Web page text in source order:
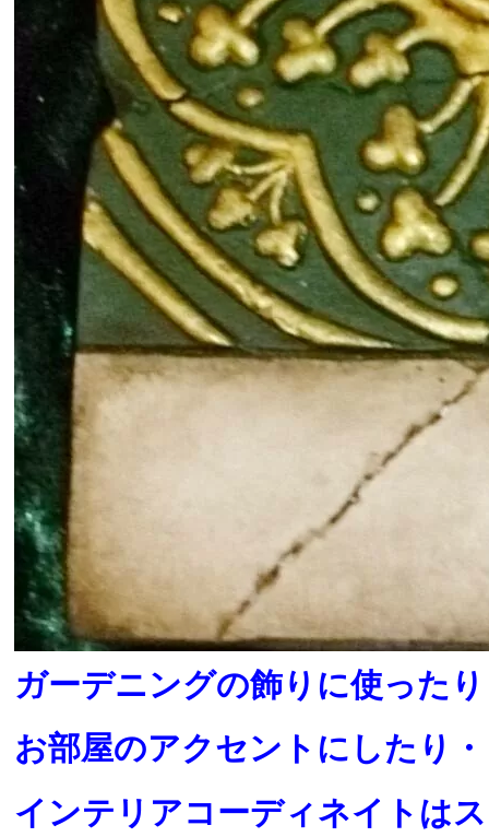
ガーデニングの飾りに使った
お部屋のアクセントにしたり
インテリアコーディネイトは